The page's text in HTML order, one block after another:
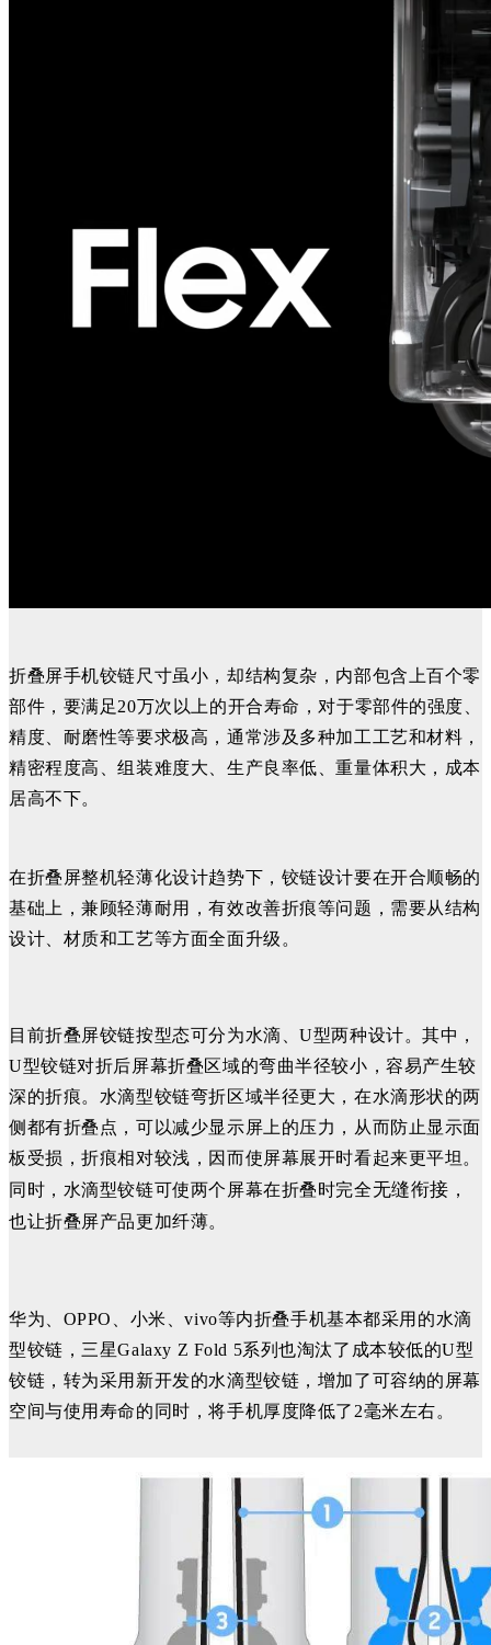
折叠屏手机铰链尺寸虽小，却结构复杂，内部包含上百个零
部件，要满足20万次以上的开合寿命，对于零部件的强度、
精度、耐磨性等要求极高， 通常涉及多种加工工艺和材料，
精密程度高、组装难度大、生产良率低、重量体积大，成本
居高不下。
在折叠屏整机轻薄化设计趋势下，铰链设计要在开合顺畅的
基础上，兼顾轻薄耐用，有效改善折痕等问题，需要从结构
设计、 材质和工艺等方面全面升级。
目前折叠屏铰链按型态可分为水滴、U型两种设计。其中，
U型铰链对折后屏幕折叠区域的弯曲半径较小，容易产生较
深的折痕。水滴型铰链弯折区域半径更大，在水滴形状的两
侧都有折叠点，可以减少显示屏上的压力，从而防止显示面
板受损，折痕相对较浅，因而使屏幕展开时看起来更平坦。
同时，水滴型铰链可使两个屏幕在折叠时完全无缝衔接 ，
也让折叠屏产品更加纤薄。
华为、OPPO、小米、vivo等内折叠手机基本都采用的水滴
型铰链，三星Galaxy Z Fold 5系列也淘汰了成本较低的U型
铰链，转为采用新开发的水滴型铰链，增加了可容纳的屏幕
空间与使用寿命的同时，将手机厚度降低了2毫米左右。